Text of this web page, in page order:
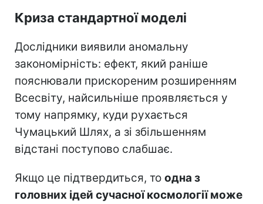
Криза стандартної моделі
Дослідники виявили аномальну
закономірність: ефект, який раніше
пояснювали прискореним розширенням
Всесвіту, найсильніше проявляється у
тому напрямку, куди рухається
Чумацький Шлях, а зі збільшенням
відстані поступово слабшає.
Якщо це підтвердиться, то одна з
головних ідей сучасної космології може